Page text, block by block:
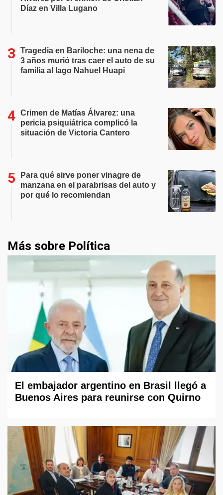
Díaz en Villa Lugano
Tragedia en Bariloche: una nena de
3 años murió tras caer el auto de su
familia al lago Nahuel Huapi
Crimen de Matías Álvarez: una
pericia psiquiátrica complicó la
situación de Victoria Cantero
Para qué sirve poner vinagre de
manzana en el parabrisas del auto y
por qué lo recomiendan
Más sobre Política
El embajador argentino en Brasil llegó a
Buenos Aires para reunirse con Quirno